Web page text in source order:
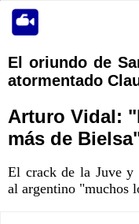
El oriundo de
atormentado
Arturo Vidal:
más de
El crack de la Juve y
al argentino "muchos